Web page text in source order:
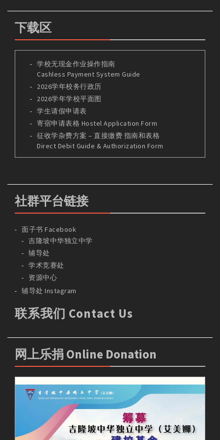
下载区
学校无现金作业操作指南
Cashless Payment System Guide
2026学年校务行政历
2026学年学校平面图
学生请假申请表
寄宿申请表格 Hostel Application Form
征收学杂费方案 – 直接缴费 指南和表格
Direct Debit Guide & Authorization Form
社群平台链接
面子书 Facebook
吉隆坡中华独立中学
辅导处
学术竞赛处
资源中心
辅导处 Instagram
联系我们 Contact Us
网上乐捐 Online Donation